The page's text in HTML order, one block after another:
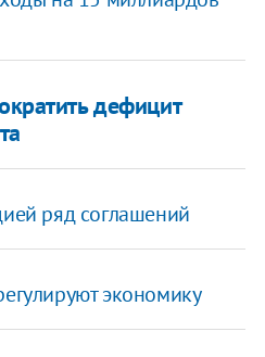
дефицит
ряд соглашений
экономику